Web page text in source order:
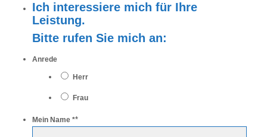
Ich interessiere mich für Ihre
Leistung.
Bitte rufen Sie mich an:
Anrede
Herr
Frau
Mein Name **